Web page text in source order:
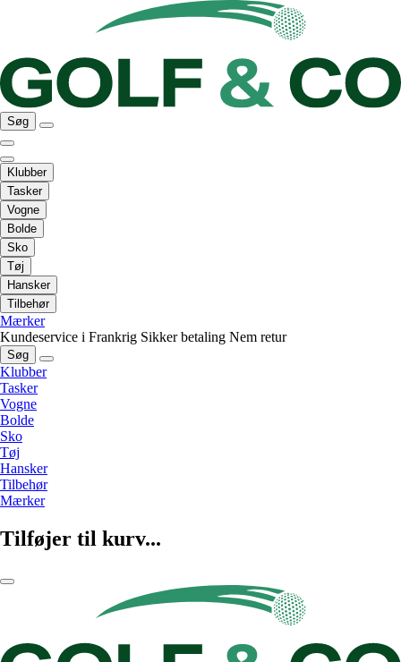
Søg
Klubber
Tasker
Vogne
Bolde
Sko
Tøj
Hansker
Tilbehør
Mærker
Kundeservice i Frankrig Sikker betaling Nem retur
Søg
Klubber
Tasker
Vogne
Bolde
Sko
Tøj
Hansker
Tilbehør
Mærker
Tilføjer til kurv...